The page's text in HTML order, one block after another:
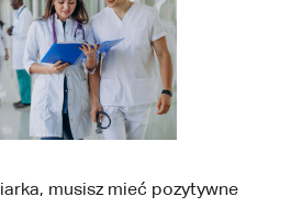
musisz mieć pozytywne